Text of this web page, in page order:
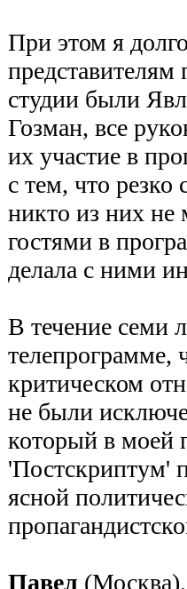
При этом я
представителям
студии были
Гозман, все
их участие в
с тем, что резко
никто из них не
гостями в
делала с ними
В течение семи
телепрограмме,
критическом
не были
который в моей
'Постскриптум'
ясной
Павел